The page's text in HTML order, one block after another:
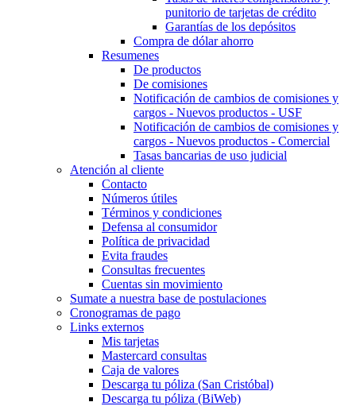
punitorio de tarjetas de crédito
Garantías de los depósitos
Compra de dólar ahorro
Resumenes
De productos
De comisiones
Notificación de cambios de comisiones y
cargos - Nuevos productos - USF
Notificación de cambios de comisiones y
cargos - Nuevos productos - Comercial
Tasas bancarias de uso judicial
Atención al cliente
Contacto
Números útiles
Términos y condiciones
Defensa al consumidor
Política de privacidad
Evita fraudes
Consultas frecuentes
Cuentas sin movimiento
Sumate a nuestra base de postulaciones
Cronogramas de pago
Links externos
Mis tarjetas
Mastercard consultas
Caja de valores
Descarga tu póliza (San Cristóbal)
Descarga tu póliza (BiWeb)